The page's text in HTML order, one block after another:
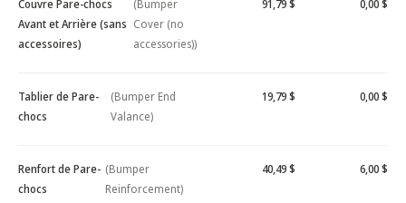
Couvre Pare-chocs
Avant et Arrière (sans
accessoires)
(Bumper
Cover (no
accessories))
91,79 $ 0,00 $
Tablier de Pare-
chocs
(Bumper End
Valance)
19,79 $ 0,00 $
Renfort de Pare-
chocs
(Bumper
Reinforcement)
40,49 $ 6,00 $